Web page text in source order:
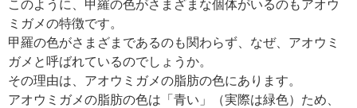
このように、甲羅の色がさまざまな個体がいるのもアオウ
ミガメの特徴です。
甲羅の色がさまざまであるのも関わらず、なぜ、アオウミ
ガメと呼ばれているのでしょうか。
その理由は、アオウミガメの脂肪の色にあります。
アオウミガメの脂肪の色は「青い」（実際は緑色）ため、